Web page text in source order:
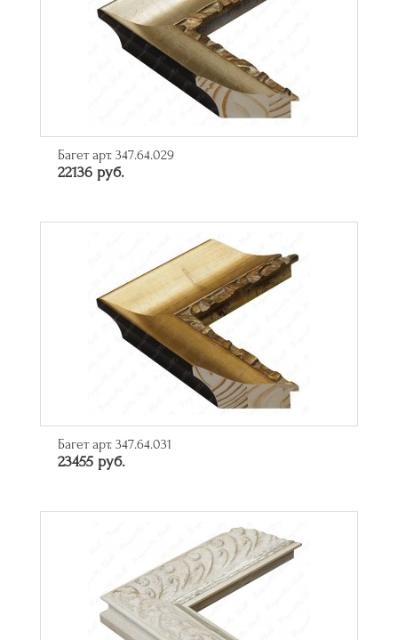
Багет арт. 347.64.029
22136 руб.
Багет арт. 347.64.031
23455 руб.